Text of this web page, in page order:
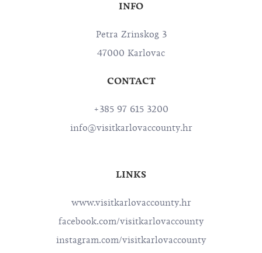
INFO
Petra Zrinskog 3
47000 Karlovac
CONTACT
+385 97 615 3200
info@visitkarlovaccounty.hr
LINKS
www.visitkarlovaccounty.hr
facebook.com/visitkarlovaccounty
instagram.com/visitkarlovaccounty